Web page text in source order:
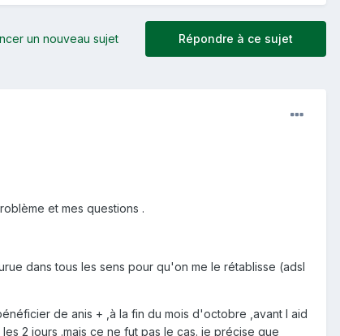
Répondre à ce sujet
un nouveau sujet
et mes questions .
dans tous les sens pour qu'on me le rétablisse (adsl
de anis + ,à la fin du mois d'octobre ,avant l aid
2 jours .mais ce ne fut pas le cas. je précise que